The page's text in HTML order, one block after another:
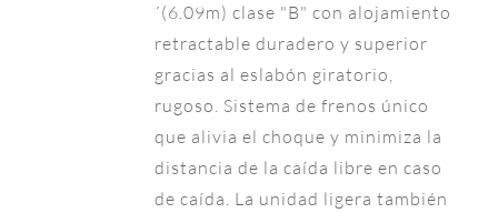
´(6.09m) clase "B" con alojamiento
retractable duradero y superior
gracias al eslabón giratorio,
rugoso. Sistema de frenos único
que alivia el choque y minimiza la
distancia de la caída libre en caso
de caída. La unidad ligera también